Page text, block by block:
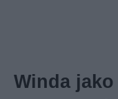
Winda